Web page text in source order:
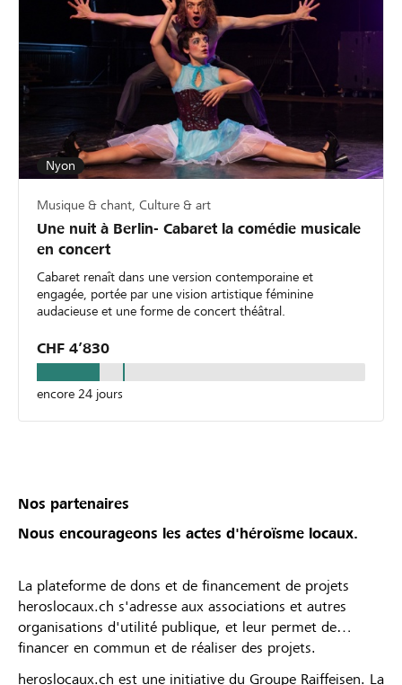
Nyon
Musique & chant, Culture & art
Une nuit à Berlin- Cabaret la comédie musicale
en concert
Cabaret renaît dans une version contemporaine et
engagée, portée par une vision artistique féminine
audacieuse et une forme de concert théâtral.
CHF 4’830
encore 24 jours
Nos partenaires
Nous encourageons les actes d'héroïsme locaux.
La plateforme de dons et de financement de projets
heroslocaux.ch s'adresse aux associations et autres
organisations d'utilité publique, et leur permet de
financer en commun et de réaliser des projets.
heroslocaux.ch est une initiative du Groupe Raiffeisen. La